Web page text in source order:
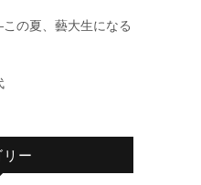
の夏、藝大生になる
ー